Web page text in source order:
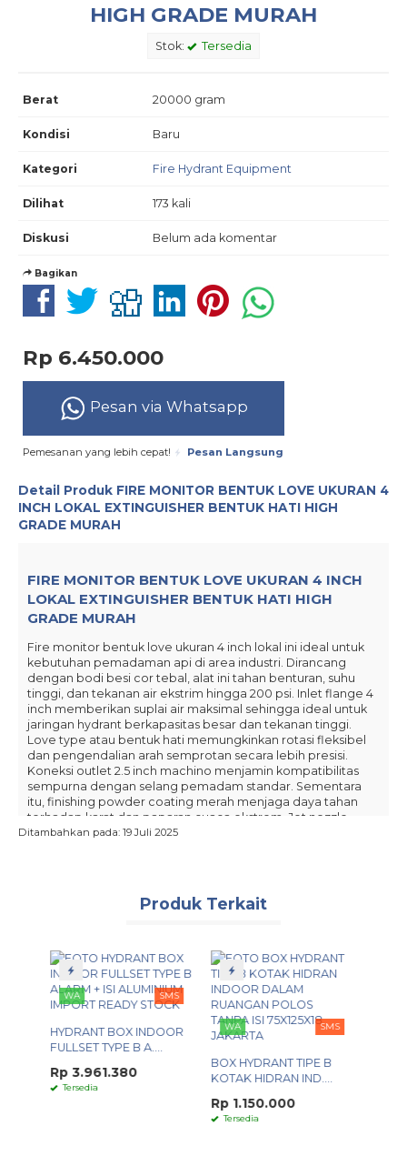
HIGH GRADE MURAH
Stok: Tersedia
Berat 20000 gram
Kondisi Baru
Kategori Fire Hydrant Equipment
Dilihat 173 kali
Diskusi Belum ada komentar
Bagikan
Rp 6.450.000
Pesan via Whatsapp
Pemesanan yang lebih cepat! Pesan Langsung
Detail Produk FIRE MONITOR BENTUK LOVE UKURAN 4
INCH LOKAL EXTINGUISHER BENTUK HATI HIGH
GRADE MURAH
FIRE MONITOR BENTUK LOVE UKURAN 4 INCH
LOKAL EXTINGUISHER BENTUK HATI HIGH
GRADE MURAH
Fire monitor bentuk love ukuran 4 inch lokal ini ideal untuk
kebutuhan pemadaman api di area industri. Dirancang
dengan bodi besi cor tebal, alat ini tahan benturan, suhu
tinggi, dan tekanan air ekstrim hingga 200 psi. Inlet flange 4
inch memberikan suplai air maksimal sehingga ideal untuk
jaringan hydrant berkapasitas besar dan tekanan tinggi.
Love type atau bentuk hati memungkinkan rotasi fleksibel
dan pengendalian arah semprotan secara lebih presisi.
Koneksi outlet 2.5 inch machino menjamin kompatibilitas
sempurna dengan selang pemadam standar. Sementara
itu, finishing powder coating merah menjaga daya tahan
terhadap karat dan paparan cuaca ekstrem. Jet nozzle
sudah tersedia dalam paket sehingga bisa langsung pakai
Brand:Lokal
Material:besi cor/iron cast
Outlet:2.5 inch machino
Tekanan kerja:
200 psi (14 bar)
Finishing:
Sudah termasuk jet nozzle.
Ditambahkan pada: 19 Juli 2025
Produk Terkait
SMS
INDOOR
WA
KOTAK HIDRAN IND....
WA